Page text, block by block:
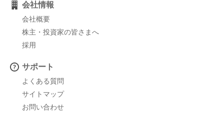
会社情報
会社概要
株主・投資家の皆さまへ
採用
サポート
よくある質問
サイトマップ
お問い合わせ